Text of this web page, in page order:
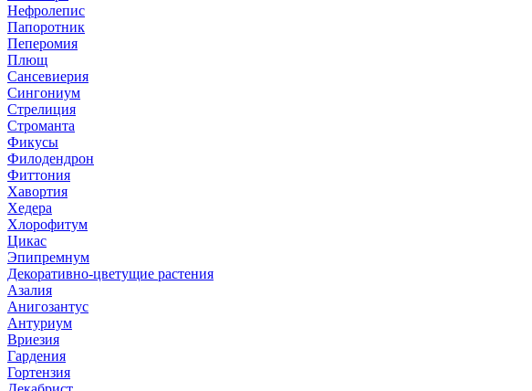
Нефролепис
Папоротник
Пеперомия
Плющ
Сансевиерия
Сингониум
Стрелиция
Строманта
Фикусы
Филодендрон
Фиттония
Хавортия
Хедера
Хлорофитум
Цикас
Эпипремнум
Декоративно-цветущие растения
Азалия
Анигозантус
Антуриум
Вриезия
Гардения
Гортензия